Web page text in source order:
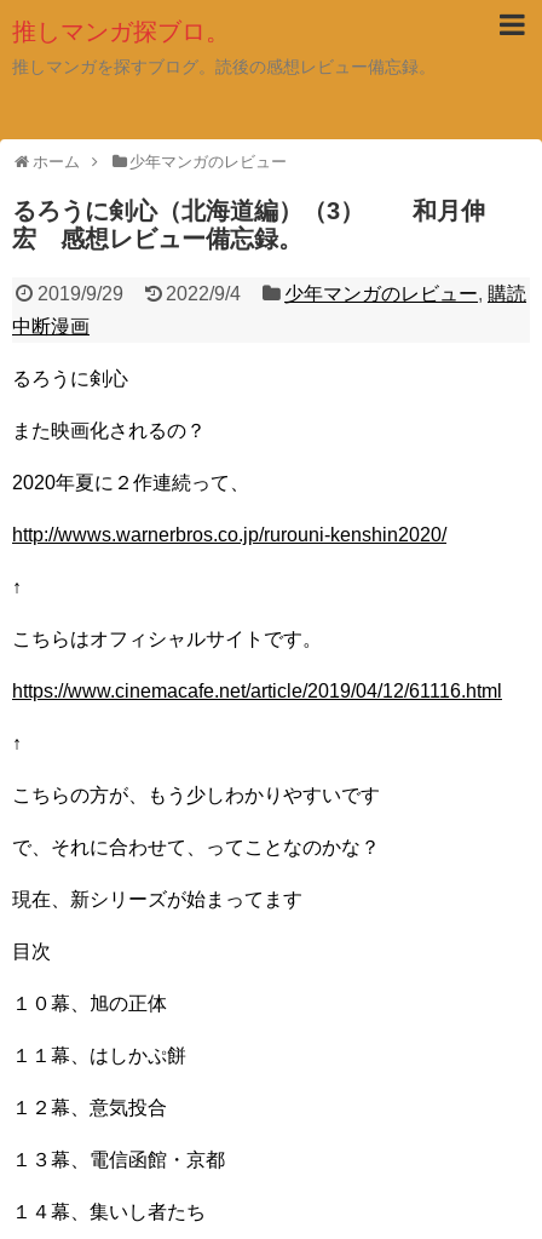
推しマンガ探ブロ。
推しマンガを探すブログ。読後の感想レビュー備忘録。
ホーム 少年マンガのレビュー
るろうに剣心（北海道編）（3） 和月伸
宏 感想レビュー備忘録。
2019/9/29 2022/9/4 少年マンガのレビュー, 購読
中断漫画
るろうに剣心
また映画化されるの？
2020年夏に２作連続って、
http://wwws.warnerbros.co.jp/rurouni-kenshin2020/
↑
こちらはオフィシャルサイトです。
https://www.cinemacafe.net/article/2019/04/12/61116.html
↑
こちらの方が、もう少しわかりやすいです
で、それに合わせて、ってことなのかな？
現在、新シリーズが始まってます
目次
１０幕、旭の正体
１１幕、はしかぷ餅
１２幕、意気投合
１３幕、電信函館・京都
１４幕、集いし者たち